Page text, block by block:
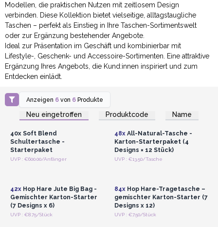
Modellen, die praktischen Nutzen mit zeitlosem Design
verbinden. Diese Kollektion bietet vielseitige, alltagstaugliche
Taschen – perfekt als Einstieg in Ihre Taschen-Sortimentswelt
oder zur Ergänzung bestehender Angebote.
Ideal zur Präsentation im Geschäft und kombinierbar mit
Lifestyle-, Geschenk- und Accessoire-Sortimenten. Eine attraktive
Ergänzung Ihres Angebots, die Kund:innen inspiriert und zum
Entdecken einlädt
Anzeigen 6 von 6 Produkte
Neu eingetroffen Produktcode Name
Anmelden oder
Registrieren für
Großhandelspreise
40x Soft Blend
Schultertasche -
Starterpaket
UVP : €600.00/Anfänger
Registrieren für
Großhandelspreise
48xAll-Natural-Tasche -
Karton-Starterpaket (4
Designs × 12 Stück)
UVP : €13.50/Tasche
Anmelden oder
42xHop Hare Jute Big Bag -
Gemischter Karton-Starter
(7 Designs x 6)
UVP : €8.75/Stück
Anmelden oder
84xHop Hare-Tragetasche –
gemischter Karton-Starter (7
Designs x 12)
UVP : €7.50/Stück
Anmelden oder
Anmelden oder